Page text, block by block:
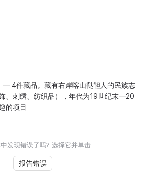
— 4件藏品。藏有右岸喀山鞑靼人的民族志
、刺绣、纺织品），年代为19世纪末—20
的项目
发现错误了吗? 选择它并单击
报告错误